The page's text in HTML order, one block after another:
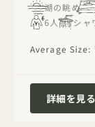
湖の眺め
6人
シャ
Average
詳細を見る